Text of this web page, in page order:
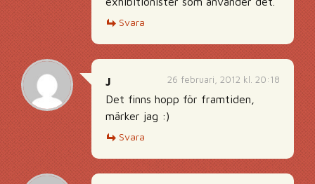
Svara
26 februari, 2012 kl. 20:18
J
Det finns hopp för framtiden,
märker jag :)
Svara